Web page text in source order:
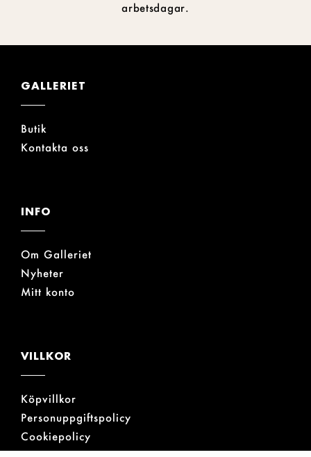
arbetsdagar.
GALLERIET
Butik
Kontakta oss
INFO
Om Galleriet
Nyheter
Mitt konto
VILLKOR
Köpvillkor
Personuppgiftspolicy
Cookiepolicy